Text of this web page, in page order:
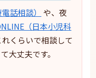
話相談）
や、夜
（日本小児科
くらいで相談して
大丈夫です。